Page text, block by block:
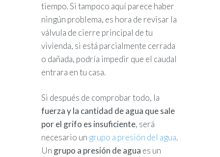
tiempo. Si tampoco aquí parece haber
ningún problema, es hora de revisar la
válvula de cierre principal de tu
vivienda, si está parcialmente cerrada
o dañada, podría impedir que el caudal
entrara en tu casa.
Si después de comprobar todo, la
fuerza y la cantidad de agua que sale
por el grifo es insuficiente, será
necesario un grupo a presión del agua.
Un grupo a presión de agua es un